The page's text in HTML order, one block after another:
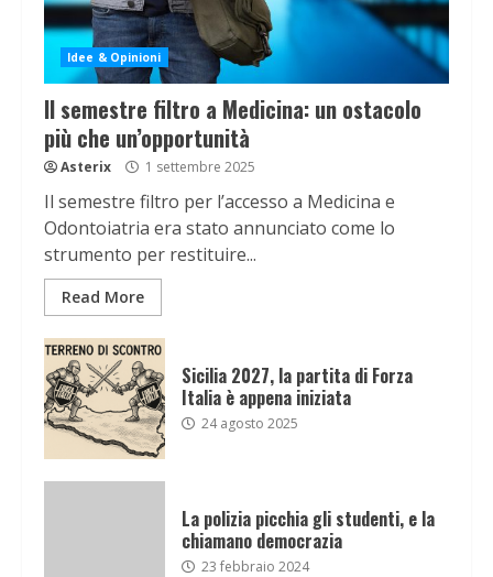
Idee & Opinioni
Il semestre filtro a Medicina: un ostacolo
più che un’opportunità
Asterix 1 settembre 2025
Il semestre filtro per l’accesso a Medicina e
Odontoiatria era stato annunciato come lo
strumento per restituire...
Read More
Sicilia 2027, la partita di Forza
Italia è appena iniziata
24 agosto 2025
La polizia picchia gli studenti, e la
chiamano democrazia
23 febbraio 2024